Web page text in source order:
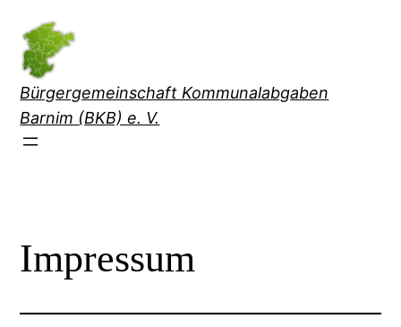
zum
Inhalt
wechseln
Bürgergemeinschaft Kommunalabgaben
Barnim (BKB) e. V.
Impressum